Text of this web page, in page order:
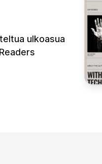
ulkoasua